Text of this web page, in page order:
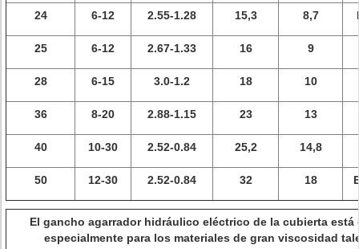
24 6-12 2.55-1.28 15,3 8,7
25 6-12 2.67-1.33 16 9
28 6-15 3.0-1.2 18 10
36 8-20 2.88-1.15 23 13
40 10-30 2.52-0.84 25,2 14,8
50 12-30 2.52-0.84 32 18
El gancho agarrador hidráulico eléctrico de la cubierta
especialmente para los materiales de gran viscosidad